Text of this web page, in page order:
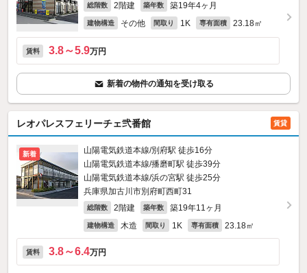
総階数 2階建 築年数 築19年4ヶ月
建物構造 その他 間取り 1K 専有面積 23.18㎡
賃料 3.8～5.9万円
新着の物件の通知を受け取る
レオパレスフェリーチェ弐番館 賃貸
新着
山陽電気鉄道本線/別府駅 徒歩16分
山陽電気鉄道本線/播磨町駅 徒歩39分
山陽電気鉄道本線/浜の宮駅 徒歩25分
兵庫県加古川市別府町西町31
総階数 2階建 築年数 築19年11ヶ月
建物構造 木造 間取り 1K 専有面積 23.18㎡
賃料 3.8～6.4万円